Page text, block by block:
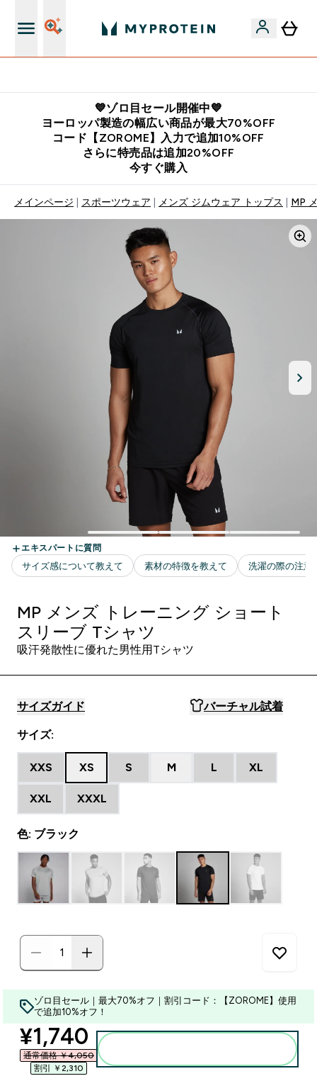
💙ゾロ目セール開催中💙
ヨーロッパ製造の幅広い商品が最大70%OFF
コード【ZOROME】入力で追加10%OFF
さらに特売品は追加20%OFF
今すぐ購入
メインページ スポーツウェア メンズ ジムウェア トップス MP
MP メンズ トレーニング ショート
スリーブ Tシャツ
吸汗発散性に優れた男性用Tシャツ
サイズガイド バーチャル試着
サイズ:
XXS XS S M L XL
XXL XXXL
色: ブラック
ゾロ目セール｜最大70%オフ｜割引コード：【ZOROME】使用
で追加10%オフ！
discounted price
¥1,740‎
通常価格 ￥4,050‎
割引 ￥2,310‎